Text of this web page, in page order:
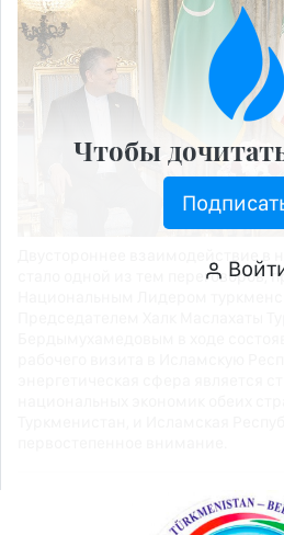
Двустороннее взаимодействие в
стало одной из тем переговоров,
Чтобы